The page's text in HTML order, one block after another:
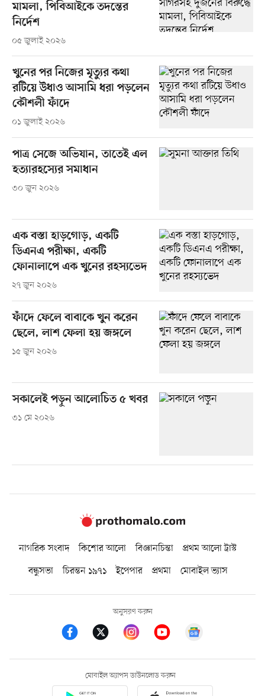
মামলা, পিবিআইকে তদন্তের
নির্দেশ
০৫ জুলাই ২০২৬
খুনের পর নিজের মৃত্যুর কথা
রটিয়ে উধাও আসামি ধরা পড়লেন
কৌশলী ফাঁদে
০১ জুলাই ২০২৬
পাত্র সেজে অভিযান, তাতেই এল
হত্যারহস্যের সমাধান
৩০ জুন ২০২৬
এক বস্তা হাড়গোড়, একটি
ডিএনএ পরীক্ষা, একটি
ফোনালাপে এক খুনের রহস্যভেদ
২৭ জুন ২০২৬
ফাঁদে ফেলে বাবাকে খুন করেন
ছেলে, লাশ ফেলা হয় জঙ্গলে
১৫ জুন ২০২৬
সকালেই পড়ুন আলোচিত ৫ খবর
৩১ মে ২০২৬
নাগরিক সংবাদ কিশোর আলো বিজ্ঞানচিন্তা
প্রথম আলো ট্রাস্ট
বন্ধুসভা
চিরন্তন ১৯৭১ ইপেপার প্রথমা মোবাইল ভ্যাস
অনুসরণ করুন
মোবাইল অ্যাপস ডাউনলোড করুন